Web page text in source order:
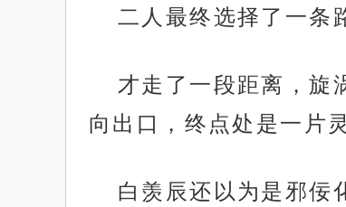
二人最终选择了一条
才走了一段距离，旋
向出口，终点处是一片
白羡辰还以为是邪佞